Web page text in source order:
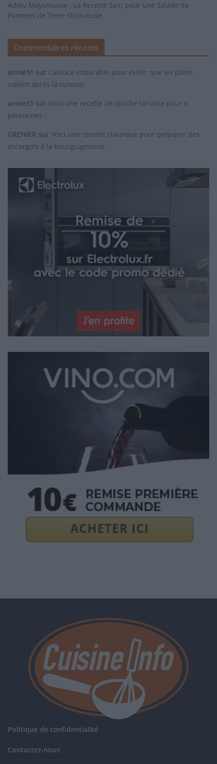
Adieu Mayonnaise : La Recette Sain pour une Salade de
Pommes de Terre Onctueuse
Commentaires récents
annie31 sur L’astuce imparable pour éviter que les pâtes
collent après la cuisson
annie31 sur Voici une recette de quiche lorraine pour 6
personnes :
GRENIER sur Voici une recette classique pour préparer des
escargots à la bourguignonne :
Politique de confidentialité
Contactez-nous